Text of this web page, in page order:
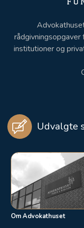
institutioner og
Udvalgte
Om Advokathuset